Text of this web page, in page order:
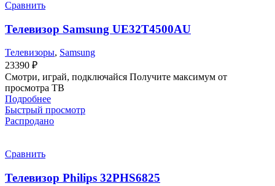
Сравнить
Телевизор Samsung UE32T4500AU
Телевизоры, Samsung
23390 ₽
Смотри, играй, подключайся Получите максимум от
просмотра ТВ
Подробнее
Быстрый просмотр
Распродано
Сравнить
Телевизор Philips 32PHS6825